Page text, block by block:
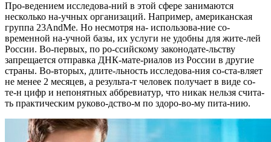
Про-ведением исследова-ний в этой сфере занимаются
несколько на-учных организаций. Например, американская
группа 23AndMe. Но несмотря на- использова-ние со-
временной на-учной базы, их услуги не удобны для жите-лей
России. Во-первых, по ро-ссийскому законодате-льству
запрещается отправка ДНК-мате-риалов из России в другие
страны. Во-вторых, длите-льность исследова-ния со-ста-вляет
не менее 2 месяцев, а результа-т человек получает в виде со-
те-н цифр и непонятных аббревиатур, что никак нельзя счита-
ть практическим руково-дство-м по здоро-во-му пита-нию.